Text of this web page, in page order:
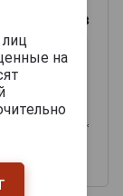
2000 знаков
на